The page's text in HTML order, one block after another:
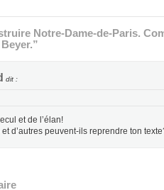
Notre-Dame-de-Paris.
dit :
et de l’élan!
d’autres peuvent-ils reprendre ton